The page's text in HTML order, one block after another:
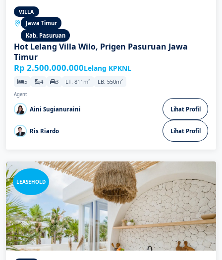
VILLA
Jawa Timur
Kab. Pasuruan
Hot Lelang Villa Wilo, Prigen Pasuruan Jawa
Timur
Rp 2.500.000.000Lelang KPKNL
5 4 3 LT: 811m² LB: 550m²
Agent
Aini Sugianuraini Lihat Profil
Ris Riardo Lihat Profil
LEASEHOLD